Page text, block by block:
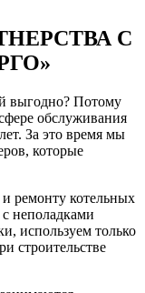
С
выгодно? Потому
обслуживания
За это время мы
которые
ремонту котельных
неполадками
используем только
строительстве